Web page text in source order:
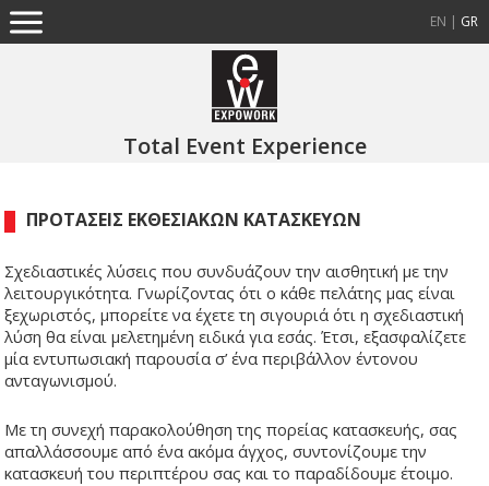
EN | GR
Total Event Experience
ΠΡΟΤΑΣΕΙΣ ΕΚΘΕΣΙΑΚΩΝ ΚΑΤΑΣΚΕΥΩΝ
Σχεδιαστικές λύσεις που συνδυάζουν την αισθητική με την
λειτουργικότητα. Γνωρίζοντας ότι ο κάθε πελάτης μας είναι
ξεχωριστός, μπορείτε να έχετε τη σιγουριά ότι η σχεδιαστική
λύση θα είναι μελετημένη ειδικά για εσάς. Έτσι, εξασφαλίζετε
μία εντυπωσιακή παρουσία σ’ ένα περιβάλλον έντονου
ανταγωνισμού.
Με τη συνεχή παρακολούθηση της πορείας κατασκευής, σας
απαλλάσσουμε από ένα ακόμα άγχος, συντονίζουμε την
κατασκευή του περιπτέρου σας και το παραδίδουμε έτοιμο.